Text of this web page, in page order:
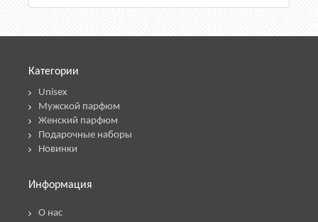
Категории
Unisex
Мужской парфюм
Женский парфюм
Подарочные наборы
Новинки
Информация
О нас